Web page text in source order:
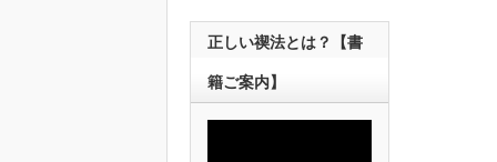
正しい禊法とは？【書
籍ご案内】